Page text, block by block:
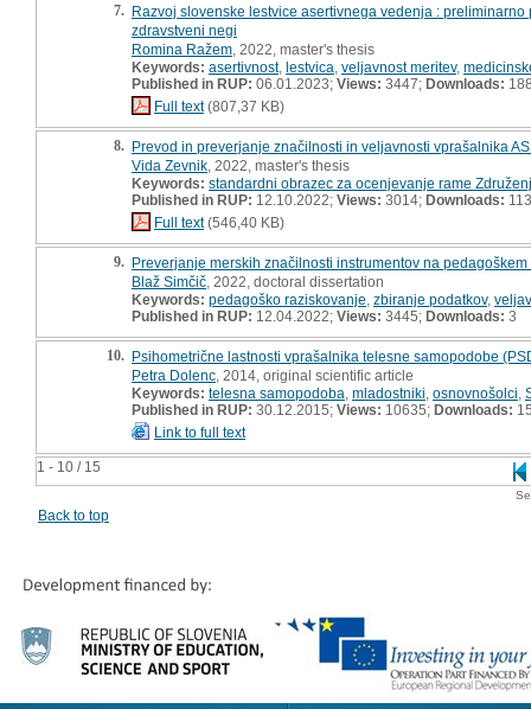
1 - 10 / 15
7. Razvoj slovenske lestvice asertivnega vedenja :
zdravstveni negi
Romina Ražem , 2022, master's thesis
Keywords: asertivnost, lestvica veljavnost meritev,
Published in RUP: 06.01.2023; Views: 3447; Downloads:
Full text(807,37 KB)
8. Prevod in preverjanje značilnosti in veljavnosti vprašalnika
Vida Zevnik , 2022, master's thesis
Keywords: standardni obrazec za ocenjevanje rame
Published in RUP: 12.10.2022; Views: 3014; Downloads: 113
Full text(546,40 KB)
9. Preverjanje merskih značilnosti instrumentov na
Blaž Simčič , 2022, doctoral dissertation
Keywords: pedagoško raziskovanje zbiranje podatkov,
Published in RUP: 12.04.2022; Views: 3445; Downloads: 3
10. Psihometrične lastnosti vprašalnika telesne samopodobe
Petra Dolenc , 2014, original scientific article
Keywords: telesna samopodoba mladostniki osnovnošolci
Published in RUP: 30.12.2015; Views: 10635; Downloads:
Link to full text
Back to top